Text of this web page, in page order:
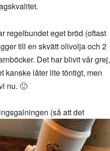
regelbundet eget bröd (oftast
till en skvätt olivolja och 2
Det har blivit vår grej,
kanske låter lite töntigt, men
nu. 🙂
(så att det